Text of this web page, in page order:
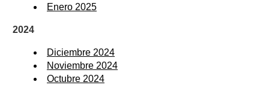
Enero 2025
2024
Diciembre 2024
Noviembre 2024
Octubre 2024